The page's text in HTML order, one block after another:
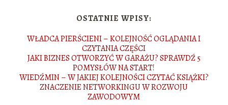
OSTATNIE WPISY:
WŁADCA PIERŚCIENI – KOLEJNOŚĆ OGLĄDANIA I
CZYTANIA CZĘŚCI
JAKI BIZNES OTWORZYĆ W GARAŻU? SPRAWDŹ 5
POMYSŁÓW NA START!
WIEDŹMIN – W JAKIEJ KOLEJNOŚCI CZYTAĆ KSIĄŻKI?
ZNACZENIE NETWORKINGU W ROZWOJU
ZAWODOWYM